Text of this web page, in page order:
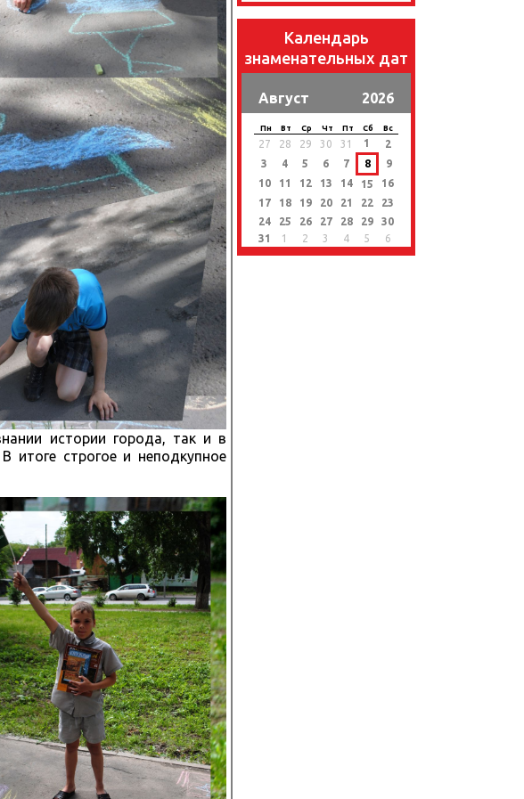
истории города, так и в
итоге строгое и неподкупное
Календарь
знаменательных дат
Август 2026
Пн Вт Ср Чт Пт Сб Вс
27 28 29 30 31 1
2
3
4 5 6 7 8
9
10
11 12 13 14 15
16
17
18 19 20 21 22
23
24
25 26 27 28 29
30
31
1 2 3 4 5 6